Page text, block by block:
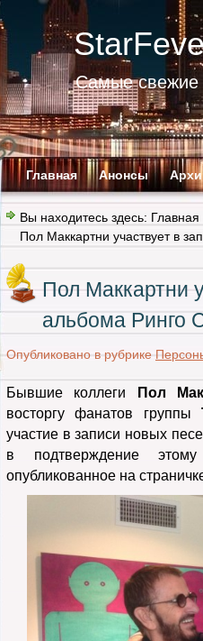
Самые свежие
Главная Анонсы
Вы находитесь здесь: Главная
Пол Маккартни участвует в
Пол Маккартни
альбома Ринго
Опубликовано в рубрике
Бывшие коллеги
Пол
восторгу фанатов группы
участие в записи новых
в подтверждение
опубликованное на